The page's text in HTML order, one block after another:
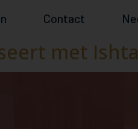
Contact
met